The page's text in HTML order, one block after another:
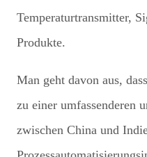
Temperaturtransmitter,
Produkte.
Man geht davon aus,
zu einer umfassenderen
zwischen China und